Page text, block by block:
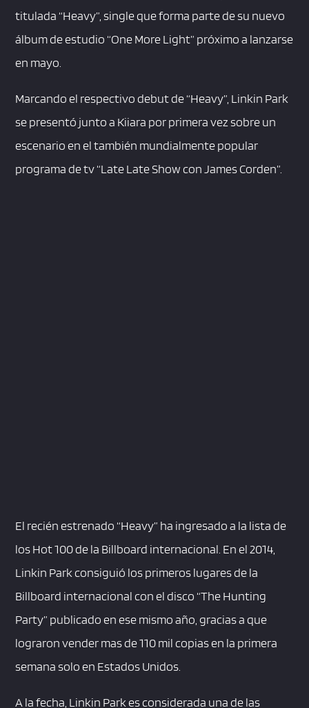
titulada “Heavy”, single que forma parte de su nuevo
álbum de estudio “One More Light” próximo a lanzarse
en mayo.
Marcando el respectivo debut de “Heavy”, Linkin Park
se presentó junto a Kiiara por primera vez sobre un
escenario en el también mundialmente popular
programa de tv “Late Late Show con James Corden”.
El recién estrenado “Heavy” ha ingresado a la lista de
los Hot 100 de la Billboard internacional. En el 2014,
Linkin Park consiguió los primeros lugares de la
Billboard internacional con el disco “The Hunting
Party” publicado en ese mismo año, gracias a que
lograron vender mas de 110 mil copias en la primera
semana solo en Estados Unidos.
A la fecha, Linkin Park es considerada una de las